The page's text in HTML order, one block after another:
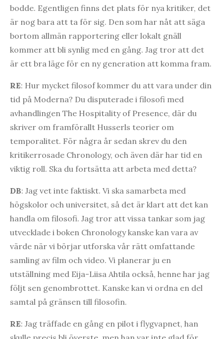
bodde. Egentligen finns det plats för nya kritiker, det
är nog bara att ta för sig. Den som har nåt att säga
bortom allmän rapportering eller lokalt gnäll
kommer att bli synlig med en gång. Jag tror att det
är ett bra läge för en ny generation att komma fram.
RE: Hur mycket filosof kommer du att vara under din
tid på Moderna? Du disputerade i filosofi med
avhandlingen The Hospitality of Presence, där du
skriver om framförallt Husserls teorier om
temporalitet. För några år sedan skrev du den
kritikerrosade Chronology, och även där har tid en
viktig roll. Ska du fortsätta att arbeta med detta?
DB: Jag vet inte faktiskt. Vi ska samarbeta med
högskolor och universitet, så det är klart att det kan
handla om filosofi. Jag tror att vissa tankar som jag
utvecklade i boken Chronology kanske kan vara av
värde när vi börjar utforska vår rätt omfattande
samling av film och video. Vi planerar ju en
utställning med Eija-Liisa Ahtila också, henne har jag
följt sen genombrottet. Kanske kan vi ordna en del
samtal på gränsen till filosofin.
RE: Jag träffade en gång en pilot i flygvapnet, han